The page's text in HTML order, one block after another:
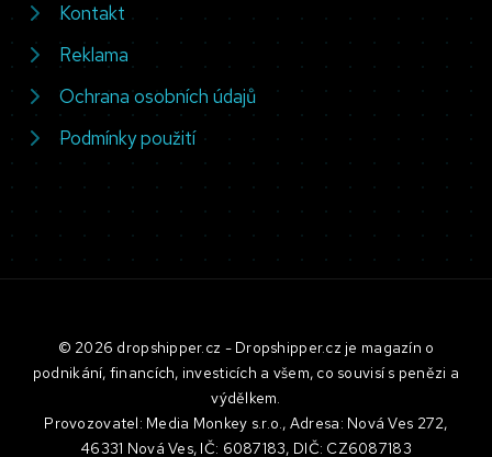
Kontakt
Reklama
Ochrana osobních údajů
Podmínky použití
© 2026 dropshipper.cz - Dropshipper.cz je magazín o
podnikání, financích, investicích a všem, co souvisí s penězi a
výdělkem.
Provozovatel: Media Monkey s.r.o., Adresa: Nová Ves 272,
46331 Nová Ves, IČ: 6087183, DIČ: CZ6087183